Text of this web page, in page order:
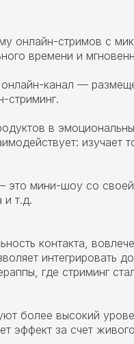
онлайн-стримов с
времени и
канал —
стриминг.
в
мини-шоу со
и т.д.
контакта,
где стриминг
более высокий
эффект за счет